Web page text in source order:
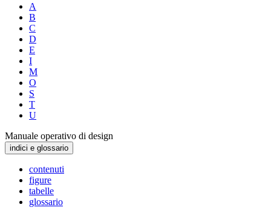
A
B
C
D
E
I
M
O
S
T
U
Manuale operativo di design
indici e glossario
contenuti
figure
tabelle
glossario